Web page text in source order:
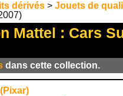
dérivés > Jouets de
Mattel : Cars
dans cette collection.